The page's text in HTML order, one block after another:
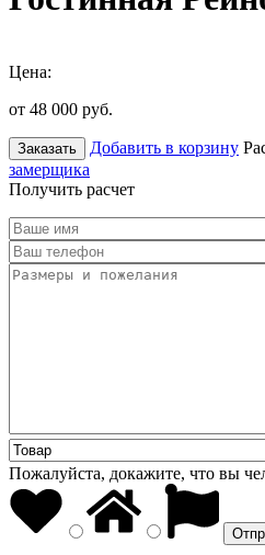
Цена:
от 48 000 руб.
Заказать Добавить в корзину
замерщика
Получить расчет
Пожалуйста, докажите, что вы